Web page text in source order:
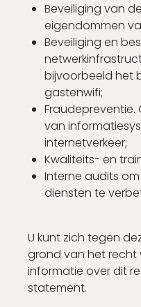
Beveiliging van
eigendommen
Beveiliging en
bijvoorbeeld het
gastenwifi;
van
internetverkeer;
Kwaliteits- en
Interne audits
diensten te
U kunt zich tegen
grond van het recht
informatie over dit
statement.